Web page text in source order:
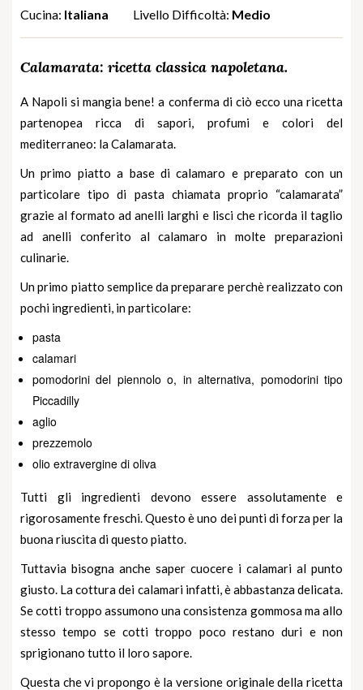
Cucina: Italiana Livello Difficoltà: Medio
Calamarata: ricetta classica napoletana.
A Napoli si mangia bene! a conferma di ciò ecco una ricetta
partenopea ricca di sapori, profumi e colori del
mediterraneo: la Calamarata.
Un primo piatto a base di calamaro e preparato con un
particolare tipo di pasta chiamata proprio “calamarata”
grazie al formato ad anelli larghi e lisci che ricorda il taglio
ad anelli conferito al calamaro in molte preparazioni
culinarie.
Un primo piatto semplice da preparare perchè realizzato con
pochi ingredienti, in particolare:
pasta
calamari
pomodorini del piennolo o, in alternativa, pomodorini tipo
Piccadilly
aglio
prezzemolo
olio extravergine di oliva
Tutti gli ingredienti devono essere assolutamente e
rigorosamente freschi. Questo è uno dei punti di forza per la
buona riuscita di questo piatto.
Tuttavia bisogna anche saper cuocere i calamari al punto
giusto. La cottura dei calamari infatti, è abbastanza delicata.
Se cotti troppo assumono una consistenza gommosa ma allo
stesso tempo se cotti troppo poco restano duri e non
sprigionano tutto il loro sapore.
Questa che vi propongo è la versione originale della ricetta